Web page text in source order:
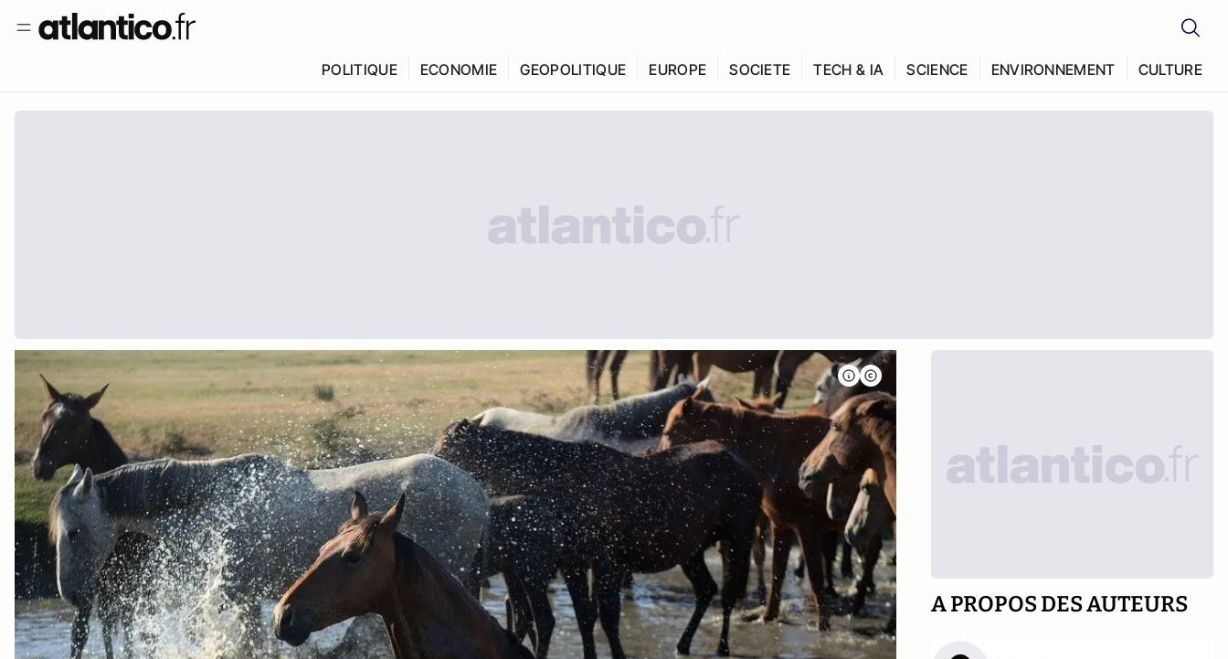
POLITIQUE ECONOMIE GEOPOLITIQUE EUROPE SOCIETE TECH & IA SCIENCE ENVIRONNEMENT CULTURE
A PROPOS DES AUTEURS